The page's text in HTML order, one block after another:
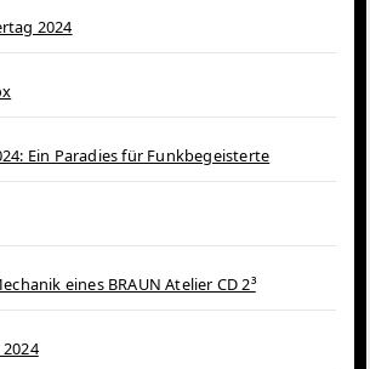
2024
Ein Paradies für Funkbegeisterte
eines BRAUN Atelier CD 2³